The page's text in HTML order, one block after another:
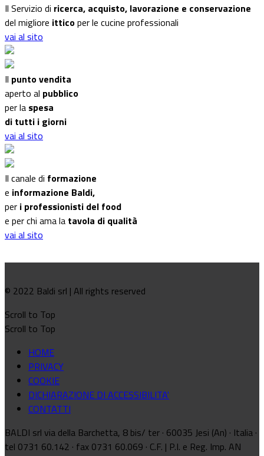
Il Servizio di ricerca, acquisto, lavorazione e conservazione
del migliore itticoper le cucine professionali
vai al sito
Il punto vendita
aperto al pubblico
per la spesa
di tutti i giorni
vai al sito
Il canale di formazione
e informazione Baldi,
per i professionisti del food
e per chi ama la tavola di qualità
vai al sito
© 2022 Baldi srl | All rights reserved
Scroll to Top
Scroll to Top
HOME
PRIVACY
COOKIE
DICHIARAZIONE DI ACCESSIBILITA'
CONTATTI
BALDI srl via della Barchetta, 8 bis/ ter · 60035 Jesi (An) · Italia ·
tel 0731 60.142 · fax 0731 60.069 · C.F. | P.I. e Reg. Imp. AN